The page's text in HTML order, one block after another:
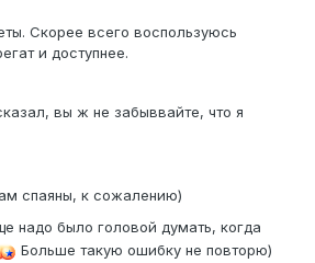
Скорее всего воспользуюсь
и доступнее.
вы ж не забыввайте, что я
спаяны, к сожалению)
надо было головой думать, когда
Больше такую ошибку не повторю)